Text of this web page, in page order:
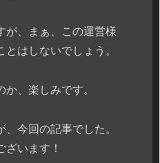
が、まぁ、この運営様
はしないでしょう。
、楽しみです。
今回の記事でした。
ざいます！